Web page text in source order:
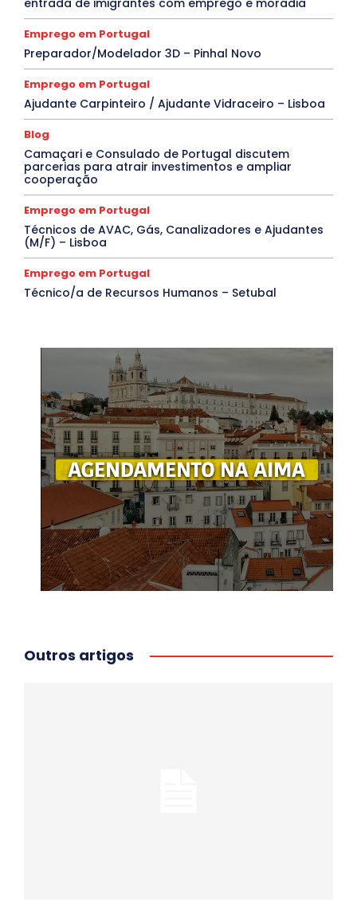
Emprego em Portugal
Preparador/Modelador 3D – Pinhal Novo
Emprego em Portugal
Ajudante Carpinteiro / Ajudante Vidraceiro – Lisboa
Blog
Camaçari e Consulado de Portugal discutem
parcerias para atrair investimentos e ampliar
cooperação
Emprego em Portugal
Técnicos de AVAC, Gás, Canalizadores e Ajudantes
(M/F) – Lisboa
Emprego em Portugal
Técnico/a de Recursos Humanos – Setubal
Outros artigos